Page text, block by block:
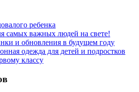
ребенка
самых важных людей на свете!
и обновления в будущем году
одежда для детей и подростков
классу